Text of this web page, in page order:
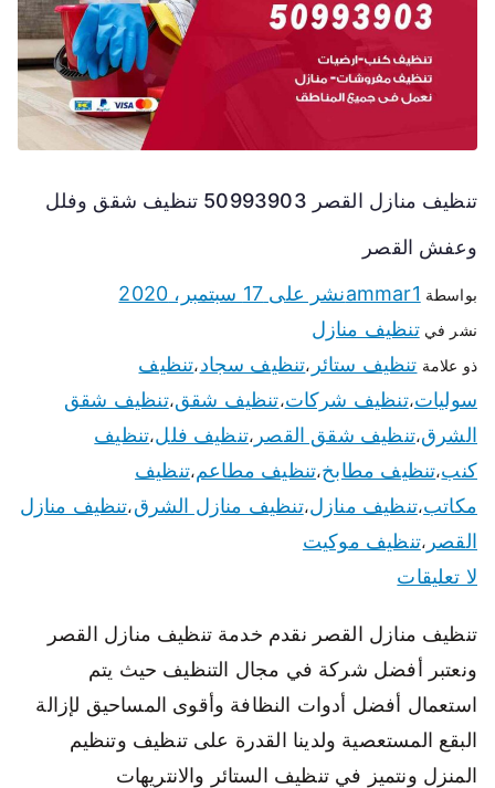
تنظيف منازل القصر 50993903 تنظيف شقق وفلل
وعفش القصر
بواسطة ammar1نشر على 17 سبتمبر، 2020
نشر فيتنظيف منازل
ذو علامة تنظيف ستائر ،تنظيف سجاد،تنظيف
سوليات،تنظيف شركات،تنظيف شقق،تنظيف شقق
الشرق،تنظيف شقق القصر ،تنظيف فلل،تنظيف
كنب،تنظيف مطابخ،تنظيف مطاعم،تنظيف
مكاتب،تنظيف منازل،تنظيف منازل الشرق،تنظيف منازل
القصر ،تنظيف موكيت
لا تعليقات
تنظيف منازل القصر نقدم خدمة تنظيف منازل القصر
ونعتبر أفضل شركة في مجال التنظيف حيث يتم
استعمال أفضل أدوات النظافة وأقوى المساحيق لإزالة
البقع المستعصية ولدينا القدرة على تنظيف وتنظيم
المنزل ونتميز في تنظيف الستائر والانتريهات